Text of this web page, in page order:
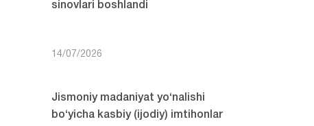
sinovlari boshlandi
14/07/2026
Jismoniy madaniyat yo‘nalishi
bo‘yicha kasbiy (ijodiy) imtihonlar